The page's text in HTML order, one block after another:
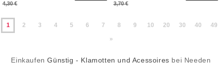
4,30 € 3,70 €
1 2 3 4 5 6 7 8 9 10 20 30 40
49
»
EinkaufenGünstig - Klamotten und Acessoires bei Needen